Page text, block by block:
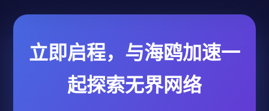
立即启程，与海鸥加速一
起探索无界网络